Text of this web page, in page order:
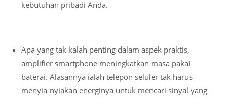
kebutuhan pribadi Anda.
Apa yang tak kalah penting dalam aspek praktis,
amplifier smartphone meningkatkan masa pakai
baterai. Alasannya ialah telepon seluler tak harus
menyia-nyiakan energinya untuk mencari sinyal yang